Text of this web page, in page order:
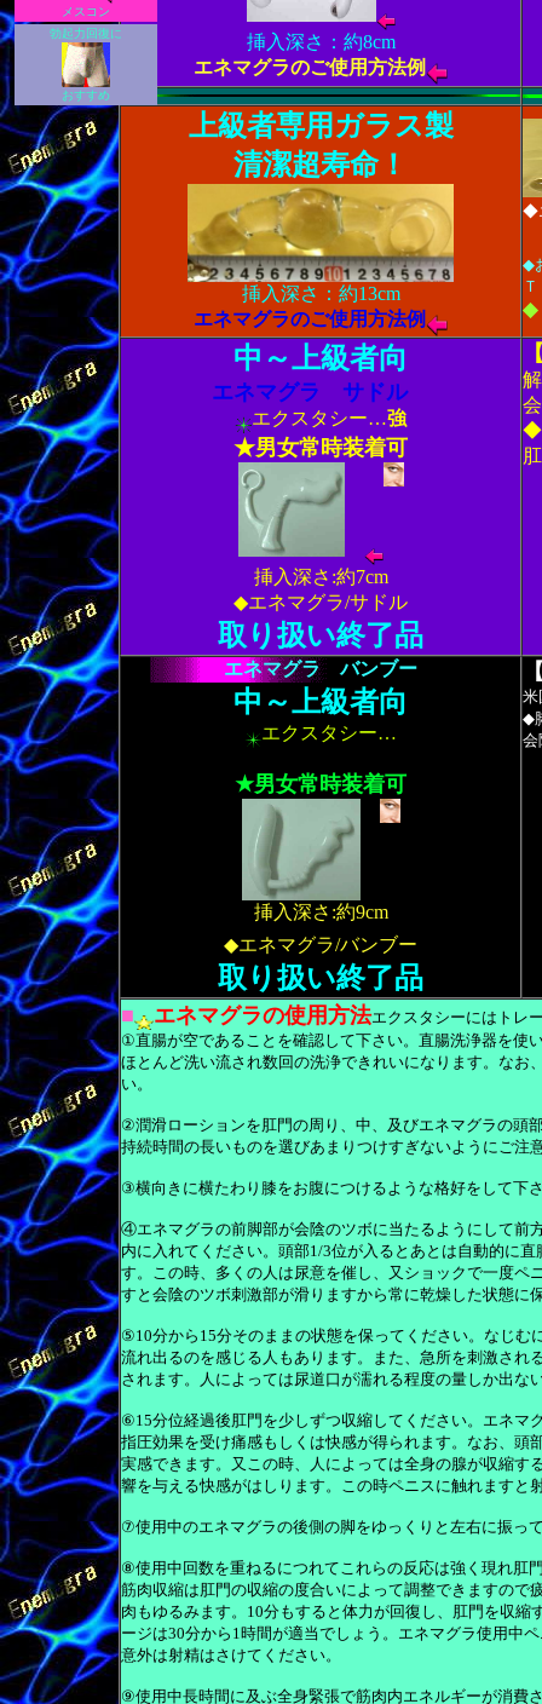
挿入深さ：約8cm
エネマグラのご使用方法例
上級者専用ガラス製
清潔超寿命！
挿入深さ：約13cm
エネマグラのご使用方法例
◆
◆
◆
中～上級者向
エネマグラ サドル
エクスタシー…強
★男女常時装着可
挿入深さ:約7cm
◆エネマグラ/サドル
取り扱い終了品
◆
エネマグラ バンブー
中～上級者向
エクスタシー…
★男女常時装着可
挿入深さ:約9cm
◆エネマグラ/バンブー
取り扱い終了品
米
◆
会
■ エネマグラの使用方法エクスタシーにはトレ
①直腸が空であることを確認して下さい。直腸洗浄器を使
ほとんど洗い流され数回の洗浄できれいになります。な
い。
②潤滑ローションを肛門の周り、中、及びエネマグラの頭
持続時間の長いものを選びあまりつけすぎないようにご注
③横向きに横たわり膝をお腹につけるような格好をして下
④エネマグラの前脚部が会陰のツボに当たるようにして前
内に入れてください。頭部1/3位が入るとあとは自動的に
す。この時、多くの人は尿意を催し、又ショックで一度
すと会陰のツボ刺激部が滑りますから常に乾燥した状態に
⑤10分から15分そのままの状態を保ってください。なじむ
流れ出るのを感じる人もあります。また、急所を刺激さ
されます。人によっては尿道口が濡れる程度の量しか出な
⑥15分位経過後肛門を少しずつ収縮してください。エネマ
指圧効果を受け痛感もしくは快感が得られます。なお、
実感できます。又この時、人によっては全身の腺が収縮
響を与える快感がはしります。この時ペニスに触れますと
⑦使用中のエネマグラの後側の脚をゆっくりと左右に振っ
⑧使用中回数を重ねるにつれてこれらの反応は強く現れ肛
筋肉収縮は肛門の収縮の度合いによって調整できますの
肉もゆるみます。10分もすると体力が回復し、肛門を収
ージは30分から1時間が適当でしょう。エネマグラ使用中
意外は射精はさけてください。
⑨使用中長時間に及ぶ全身緊張で筋肉内エネルギーが消費
勃起力回復に
おすすめ